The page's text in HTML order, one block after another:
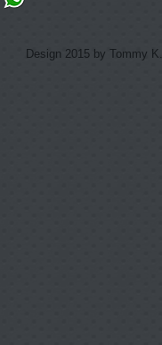
Design 2015 by Tommy K.